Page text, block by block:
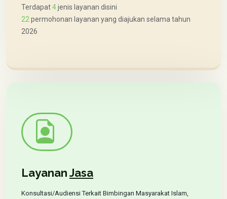
Terdapat4jenis layanan disini
22permohonan layanan yang diajukan selama tahun
2026
LayananJasa
Konsultasi/Audiensi Terkait Bimbingan Masyarakat Islam,